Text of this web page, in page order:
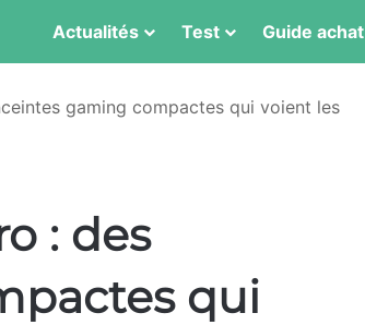
Actualités Test Guide achat
gaming compactes qui voient les
: des
qui